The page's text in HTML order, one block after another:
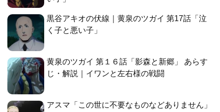
黒谷アキオの伏線｜黄泉のツガイ 第17話「泣
く子と悪い子」
黄泉のツガイ 第１６話「影森と新郷」 あらす
じ・解説｜イワンと左右様の戦闘
アスマ「この世に不要なものなどありません」